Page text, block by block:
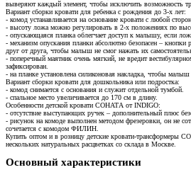
выверяют каждый элемент, чтобы исключить возможность
Вариант сборки кровати для ребенка с рождения до 3-х лет:
- комод устанавливается на основание кровати с любой
- высоту ложа можно регулировать в 2-х положениях по
- опускающаяся планка облегчает доступ к малышу, если
- механизм опускания планки абсолютно безопасен – кнопки
друг от друга, чтобы малыш не смог нажать их
- поперечный маятник очень мягкий, не вредит
зафиксирован.
- на планке установлена силиконовая накладка, чтобы малыш
Вариант сборки кровати для дошкольника или подростка:
- комод снимается с основания и служит отдельной тумбой.
- спальное место увеличивается до 170 см в длину.
Особенности детской кровати СОНАТА от INDIGO:
- отсутствие выступающих ручек – дополнительный плюс
- рисунок на комоде выполнен методом фрезеровки, он не
сочетается с комодом ФИЛИН.
Купить оптом и в розницу детские кровати-
нескольких натуральных расцветках со склада в Москве.
Основный характеристики